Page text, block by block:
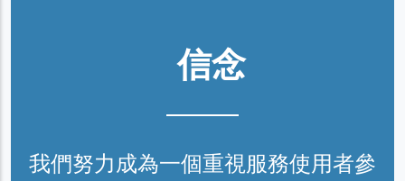
信念
我們努力成為一個重視服務使用者參